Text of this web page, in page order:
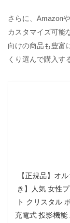
さらに、Amazon
カスタマイズ可能
向けの商品も豊富
くり選んで購入す
【正規品】オ
き】人気 女性
ト クリスタル
充電式 投影機